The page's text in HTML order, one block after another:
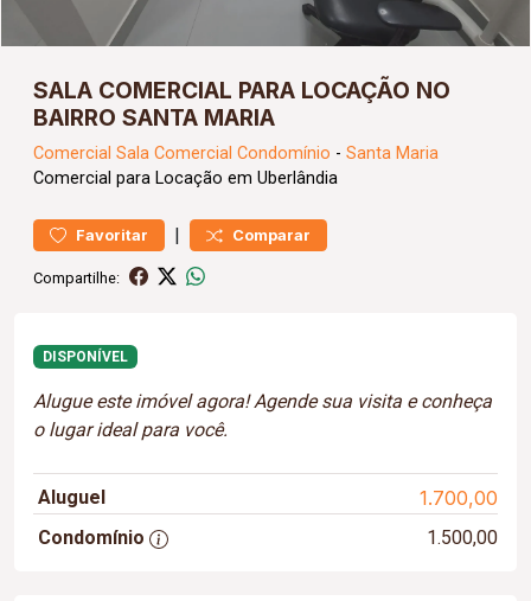
SALA COMERCIAL PARA LOCAÇÃO NO
BAIRRO SANTA MARIA
Comercial Sala Comercial Condomínio - Santa Maria
Comercial para Locação em Uberlândia
Favoritar | Comparar
Compartilhe:
DISPONÍVEL
Alugue este imóvel agora! Agende sua visita e conheça
o lugar ideal para você.
Aluguel 1.700,00
Condomínio 1.500,00